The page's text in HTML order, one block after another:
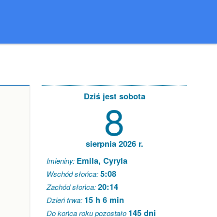
Dziś jest sobota
8
sierpnia 2026 r.
Imieniny: Emila, Cyryla
Wschód słońca:5:08
Zachód słońca:20:14
Dzień trwa: 15 h 6 min
Do końca roku pozostało 145 dni